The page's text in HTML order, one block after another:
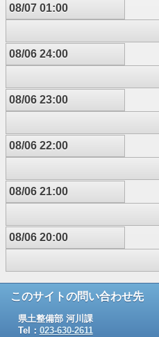
08/07 01:00
08/06 24:00
08/06 23:00
08/06 22:00
08/06 21:00
08/06 20:00
このサイトの問い合わせ先
県土整備部 河川課
Tel： 023-630-2611